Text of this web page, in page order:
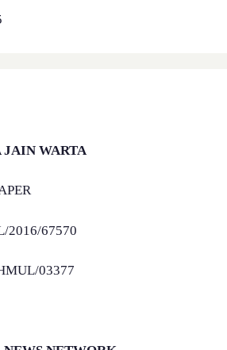
WARTA
2016/67570
03377